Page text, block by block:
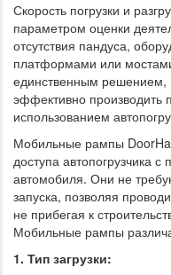
Скорость погрузки и
параметром оценки
отсутствия пандуса,
платформами или
единственным
эффективно производить
использованием
Мобильные рампы
доступа автопогрузчика с
автомобиля. Они не
запуска, позволяя
не прибегая к
Мобильные рампы
1. Тип загрузки: